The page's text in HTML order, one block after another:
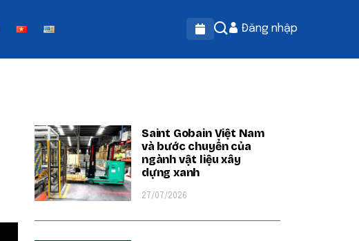
Đăng nhập
Saint Gobain Việt Nam
và bước chuyển của
ngành vật liệu xây
dựng xanh
27/07/2026